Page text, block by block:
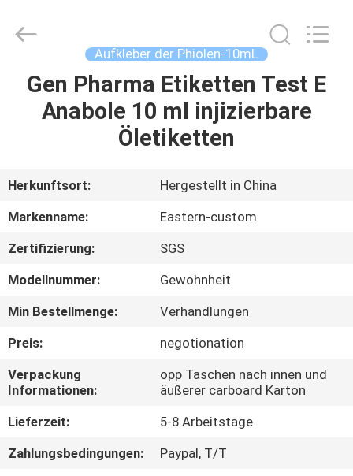
HAUS
ÜBER
UNS
FABRIK-
AUSFLUG
QUALITÄTSKONTROLLE
TRETEN
SIE
MIT
Aufkleber der Phiolen-10mL
Gen Pharma Etiketten Test E
Anabole 10 ml injizierbare
Öletiketten
Herkunftsort:
Hergestellt in China
Markenname:
Eastern-custom
Zertifizierung:
SGS
Modellnummer:
Gewohnheit
Min Bestellmenge:
Verhandlungen
Preis:
negotionation
Verpackung
Informationen:
opp Taschen nach innen und
äußerer carboard Karton
Lieferzeit:
5-8 Arbeitstage
Zahlungsbedingungen:
Paypal, T/T